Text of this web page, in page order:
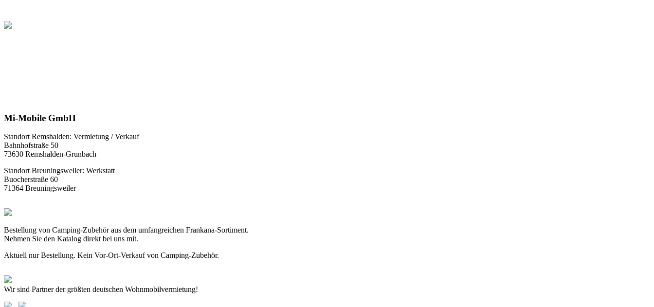
Mi-Mobile GmbH
Standort Remshalden: Vermietung / Verkauf
Bahnhofstraße 50
73630 Remshalden-Grunbach
Standort Breuningsweiler: Werkstatt
Buocherstraße 60
71364 Breuningsweiler
Bestellung von Camping-Zubehör aus dem umfangreichen Frankana-Sortiment.
Nehmen Sie den Katalog direkt bei uns mit.
Aktuell nur Bestellung. Kein Vor-Ort-Verkauf von Camping-Zubehör.
Wir sind Partner der größten deutschen Wohnmobilvermietung!